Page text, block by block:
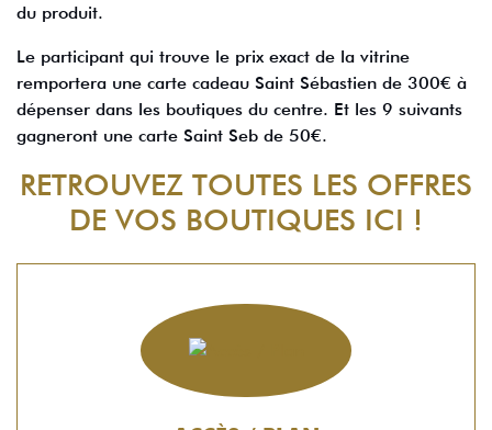
du produit.
Le participant qui trouve le prix exact de la vitrine
remportera une carte cadeau Saint Sébastien de 300€ à
dépenser dans les boutiques du centre. Et les 9 suivants
gagneront une carte Saint Seb de 50€.
RETROUVEZ TOUTES LES OFFRES
DE VOS BOUTIQUES ICI !